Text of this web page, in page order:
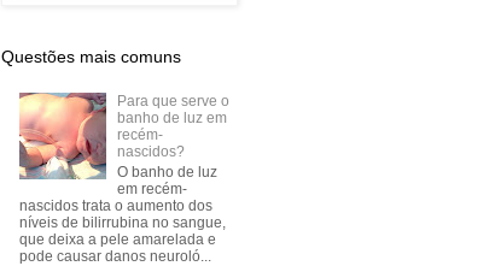
Questões mais comuns
Para que serve o
banho de luz em
recém-
nascidos?
O banho de luz
em recém-
nascidos trata o aumento dos
níveis de bilirrubina no sangue,
que deixa a pele amarelada e
pode causar danos neuroló...